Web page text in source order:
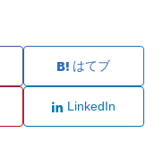
はてブ
LinkedIn